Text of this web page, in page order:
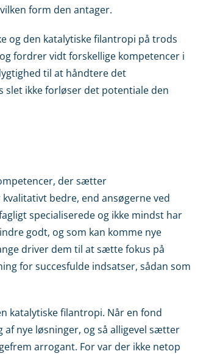
form den antager.
og den katalytiske filantropi på trods
fordrer vidt forskellige kompetencer i
til at håndtere det
slet ikke forløser det potentiale den
der sætter
bedre, end ansøgerne ved
specialiserede og ikke mindst har
godt, og som kan komme nye
driver dem til at sætte fokus på
for succesfulde indsatser, sådan som
katalytiske filantropi. Når en fond
nye løsninger, og så alligevel sætter
arrogant. For var der ikke netop